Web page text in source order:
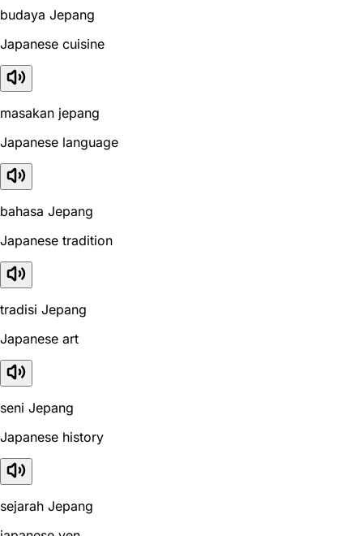
budaya Jepang
Japanese cuisine
masakan jepang
Japanese language
bahasa Jepang
Japanese tradition
tradisi Jepang
Japanese art
seni Jepang
Japanese history
sejarah Jepang